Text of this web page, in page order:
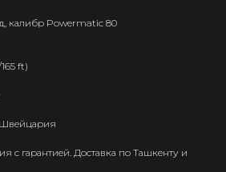
калибр Powermatic 80
ft)
Швейцария
с гарантией. Доставка по Ташкенту и